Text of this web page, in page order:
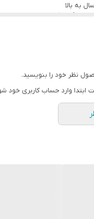
حرکتی
هدیه برای کودکان
نظر خود را بنویسید.
ابتدا وارد حساب کاربری خود